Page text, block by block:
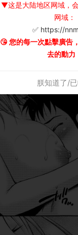
▼这是大陆地区网域，
网域：
✅ https://
😘 您的每一次點擊廣告
去的動力
朕知道了/